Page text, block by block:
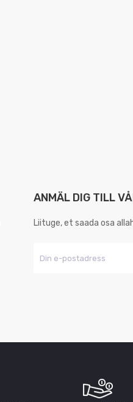
ANMÄL DIG TILL
Liituge, et saada osa